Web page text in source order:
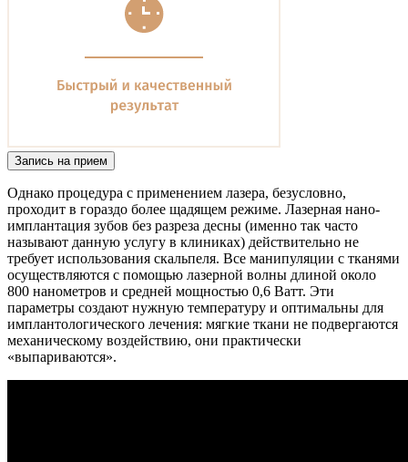
Запись на прием
Однако процедура с применением лазера, безусловно,
проходит в гораздо более щадящем режиме. Лазерная нано-
имплантация зубов без разреза десны (именно так часто
называют данную услугу в клиниках) действительно не
требует использования скальпеля. Все манипуляции с тканями
осуществляются с помощью лазерной волны длиной около
800 нанометров и средней мощностью 0,6 Ватт. Эти
параметры создают нужную температуру и оптимальны для
имплантологического лечения: мягкие ткани не подвергаются
механическому воздействию, они практически
«выпариваются».